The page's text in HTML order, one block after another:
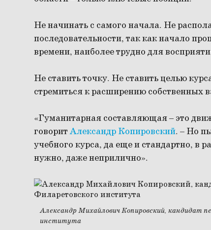
Не начинать с самого начала. Не
последовательности, так как начало
времени, наиболее трудно для
Не ставить точку. Не ставить целью
стремиться к расширению собственных
«Гуманитарная составляющая – это
говоритАлександр Копировский. – Но
учебного курса, да еще и стандартно, в
нужно, даже неприлично».
Александр Михайлович Копировский, кандидат
института